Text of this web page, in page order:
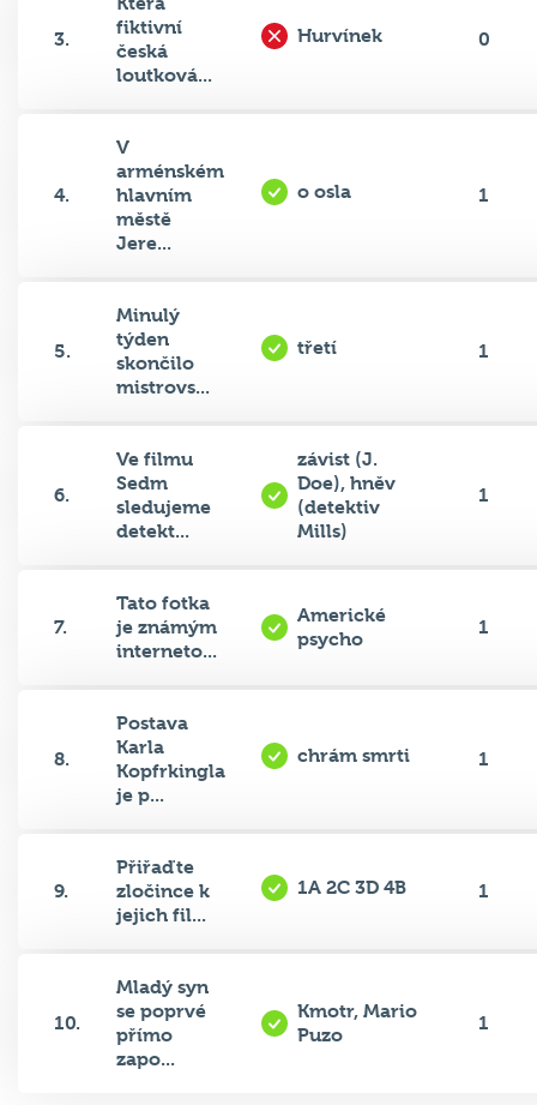
3.
fiktivní
česká
loutková...
Hurvínek 0
4.
V
arménském
hlavním
městě
Jere...
o osla 1
5.
Minulý
týden
skončilo
mistrovs...
třetí 1
6.
Ve filmu
Sedm
sledujeme
detekt...
závist (J.
Doe), hněv
(detektiv
Mills)
1
7.
Tato fotka
je známým
interneto...
Americké
psycho
1
8.
Postava
Karla
Kopfrkingla
je p...
chrám smrti 1
9.
Přiřaďte
zločince k
jejich fil...
1A 2C 3D 4B 1
10.
Mladý syn
se poprvé
přímo
zapo...
Kmotr, Mario
Puzo
1